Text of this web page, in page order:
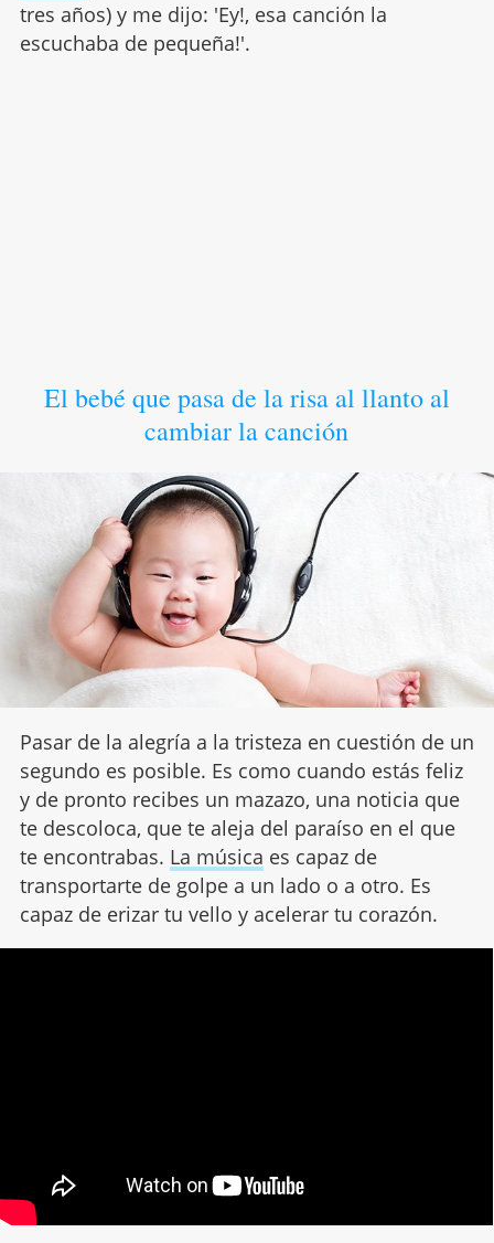
tres años) y me dijo: 'Ey!, esa canción la
escuchaba de pequeña!'.
El bebé que pasa de la risa al llanto al
cambiar la canción
Pasar de la alegría a la tristeza en cuestión de un
segundo es posible. Es como cuando estás feliz
y de pronto recibes un mazazo, una noticia que
te descoloca, que te aleja del paraíso en el que
te encontrabas. La música es capaz de
transportarte de golpe a un lado o a otro. Es
capaz de erizar tu vello y acelerar tu corazón.